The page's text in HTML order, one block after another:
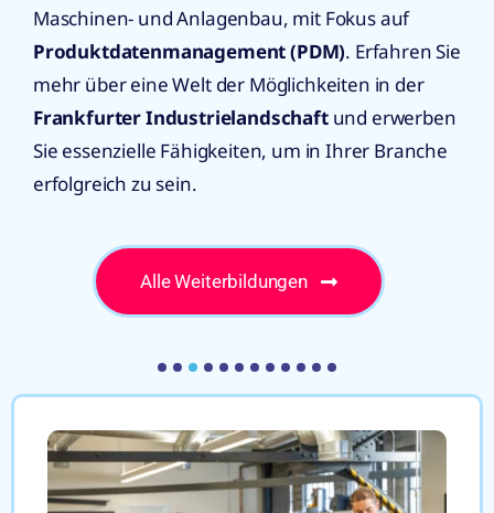
Maschinen- und Anlagenbau, mit Fokus auf
Produktdatenmanagement (PDM). Erfahren Sie
mehr über eine Welt der Möglichkeiten in der
Frankfurter Industrielandschaftund erwerben
Sie essenzielle Fähigkeiten, um in Ihrer Branche
erfolgreich zu sein.
Alle Weiterbildungen